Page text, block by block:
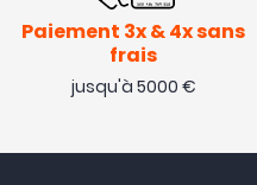
Paiement 3x & 4x sans
frais
jusqu'à 5000 €